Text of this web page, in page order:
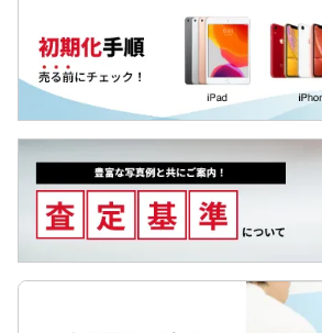
Pixel 4
Pixel 3a XL
Pixel 3a
Pixel 3 XL
Pixel 3
LAVIE Tab
YOGA Tab
Surface
Galaxyタブ
Pixel Tab